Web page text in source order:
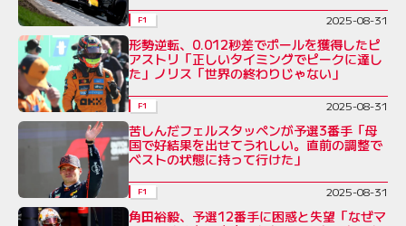
F1 2025-08-31
形勢逆転、0.012秒差でポールを獲得したピ
アストリ「正しいタイミングでピークに達し
た」ノリス「世界の終わりじゃない」
F1 2025-08-31
苦しんだフェルスタッペンが予選3番手「母
国で好結果を出せてうれしい。直前の調整で
ベストの状態に持って行けた」
F1 2025-08-31
角田裕毅、予選12番手に困惑と失望「なぜマ